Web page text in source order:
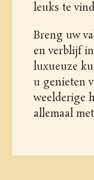
leuks te
Breng uw
en verblijf
luxueuze
u genieten
weelderige
allemaal